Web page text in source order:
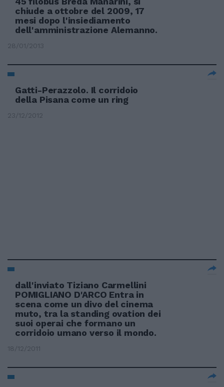
chiude a ottobre del 2009, 17
mesi dopo l'insiediamento
dell'amministrazione Alemanno.
28/01/2013
Gatti-Perazzolo. Il corridoio
della Pisana come un ring
23/12/2012
dall'inviato Tiziano Carmellini
POMIGLIANO D'ARCO Entra in
scena come un divo del cinema
muto, tra la standing ovation dei
suoi operai che formano un
corridoio umano verso il mondo.
18/12/2011